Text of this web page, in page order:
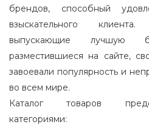
брендов, способный
взыскательного
выпускающие лучшую
разместившиеся на сайте,
завоевали популярность и
во всем мире.
Каталог товаров